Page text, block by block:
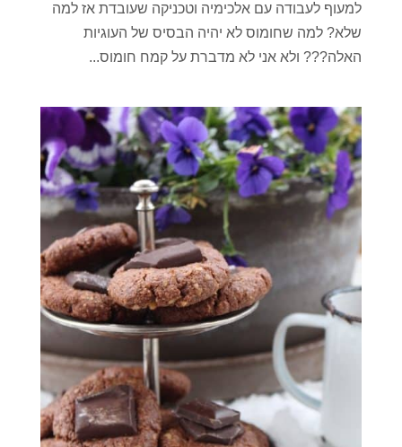
למעוף לעבודה עם אלכימיה וטכניקה שעובדת אז למה
שלא? למה שחומוס לא יהיה הבסיס של העוגיות
האלה??? ולא אני לא מדברת על קמח חומוס...